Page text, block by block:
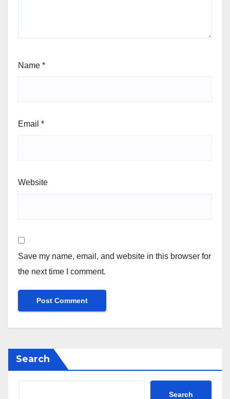
Name *
Email *
Website
Save my name, email, and website in this browser for
the next time I comment.
Search
Search